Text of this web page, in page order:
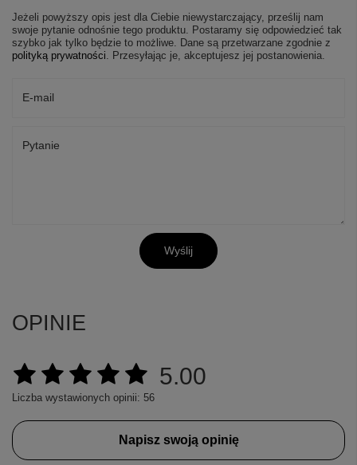
Jeżeli powyższy opis jest dla Ciebie niewystarczający, prześlij nam
swoje pytanie odnośnie tego produktu. Postaramy się odpowiedzieć tak
szybko jak tylko będzie to możliwe. Dane są przetwarzane zgodnie z
polityką prywatności . Przesyłając je, akceptujesz jej postanowienia.
E-mail
Pytanie
Wyślij
OPINIE
5.00
Liczba wystawionych opinii: 56
Napisz swoją opinię